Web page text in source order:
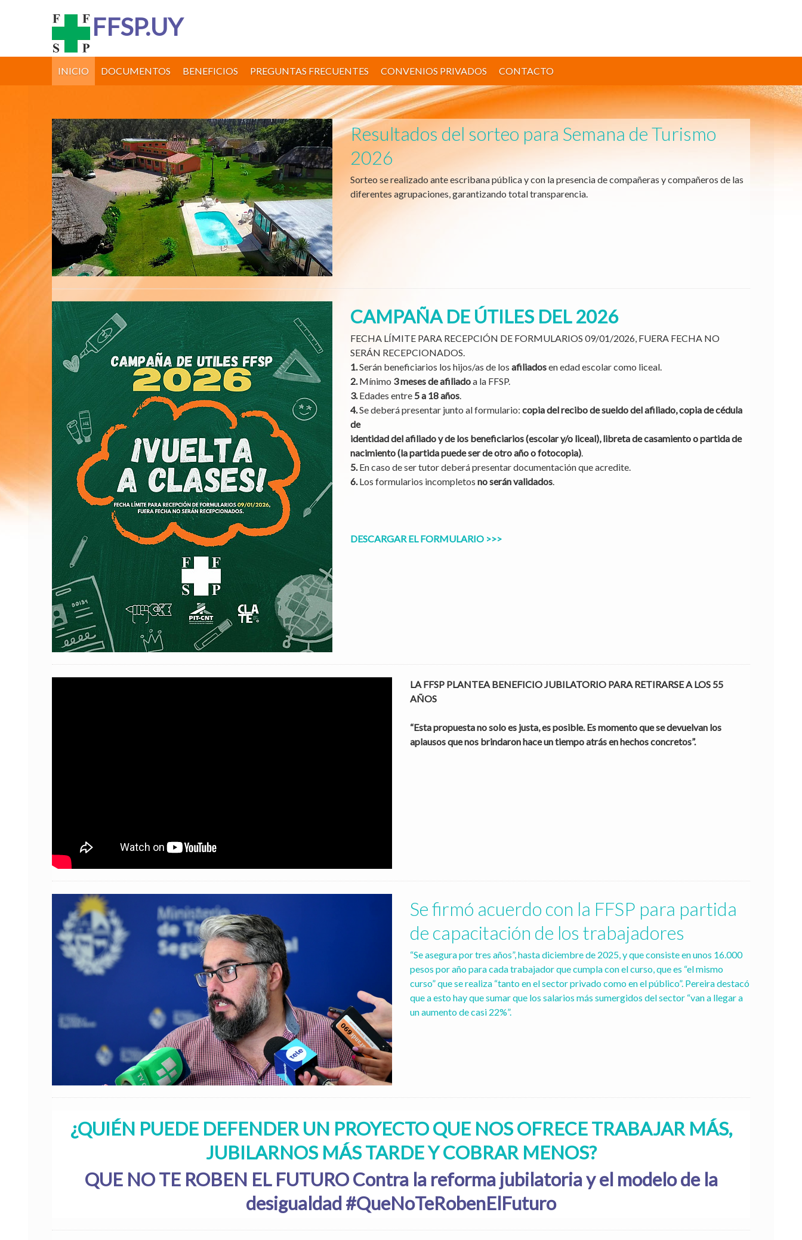
FFSP.UY
INICIO DOCUMENTOS BENEFICIOS PREGUNTAS FRECUENTES CONVENIOS PRIVADOS CONTACTO
Resultados del sorteo para Semana de Turismo
2026
Sorteo se realizado ante escribana pública y con la presencia de compañeras y compañeros de las
diferentes agrupaciones, garantizando total transparencia.
CAMPAÑA DE ÚTILES DEL 2026
FECHA LÍMITE PARA RECEPCIÓN DE FORMULARIOS 09/01/2026, FUERA FECHA NO
SERÁN RECEPCIONADOS.
1.Serán beneficiarios los hijos/as de los afiliadosen edad escolar como liceal.
2.Mínimo 3 meses de afiliadoa la FFSP.
3.Edades entre 5 a 18 años.
4.Se deberá presentar junto al formulario: copia del recibo de sueldo del afiliado, copia de cédula
de
identidad del afiliado y de los beneficiarios (escolar y/o liceal), libreta de casamiento o partida de
nacimiento (la partida puede ser de otro año o fotocopia).
5.En caso de ser tutor deberá presentar documentación que acredite.
6.Los formularios incompletos no serán validados.
DESCARGAR EL FORMULARIO >>>
LA FFSP PLANTEA BENEFICIO JUBILATORIO PARA RETIRARSE A LOS 55
AÑOS
“Esta propuesta no solo es justa, es posible. Es momento que se devuelvan los
aplausos que nos brindaron hace un tiempo atrás en hechos concretos”.
Se firmó acuerdo con la FFSP para partida
de capacitación de los trabajadores
“Se asegura por tres años”, hasta diciembre de 2025, y que consiste en unos 16.000
pesos por año para cada trabajador que cumpla con el curso, que es “el mismo
curso” que se realiza “tanto en el sector privado como en el público”. Pereira destacó
que a esto hay que sumar que los salarios más sumergidos del sector “van a llegar a
un aumento de casi 22%”.
¿QUIÉN PUEDE DEFENDER UN PROYECTO QUE NOS OFRECE TRABAJAR MÁS,
JUBILARNOS MÁS TARDE Y COBRAR MENOS?
QUE NO TE ROBEN EL FUTURO Contra la reforma jubilatoria y el modelo de la
desigualdad #QueNoTeRobenElFuturo